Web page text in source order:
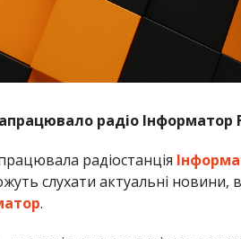
радіо
радіостанція
слухати актуальні новини,
.